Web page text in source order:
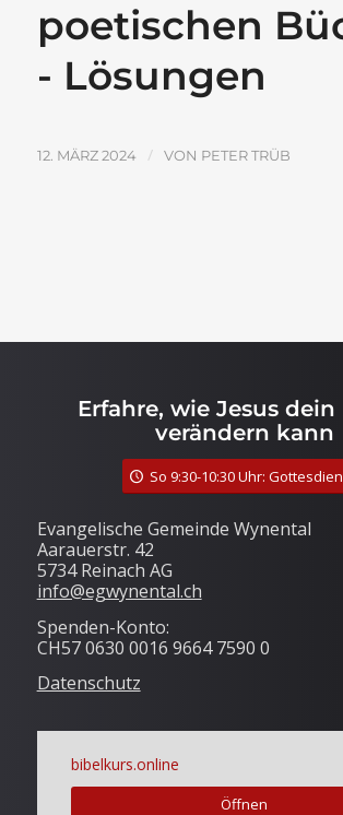
poetischen
- Lösungen
12. MÄRZ 2024 / VON PETER TRÜB
Erfahre, wie Jesus dein
verändern kann
So 9:30-10:30 Uhr:
Evangelische Gemeinde Wynental
Aarauerstr. 42
5734 Reinach AG
info@egwynental.ch
Spenden-Konto:
CH57 0630 0016 9664 7590 0
Datenschutz
bibelkurs.online
Öffnen